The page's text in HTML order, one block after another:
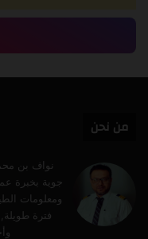
من نحن
نواف بن
ومعلومات
فترة